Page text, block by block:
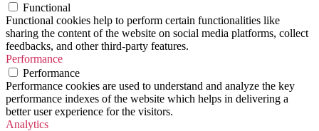
Functional
Functional cookies help to perform certain functionalities like
sharing the content of the website on social media platforms, collect
feedbacks, and other third-party features.
Performance
Performance
Performance cookies are used to understand and analyze the key
performance indexes of the website which helps in delivering a
better user experience for the visitors.
Analytics